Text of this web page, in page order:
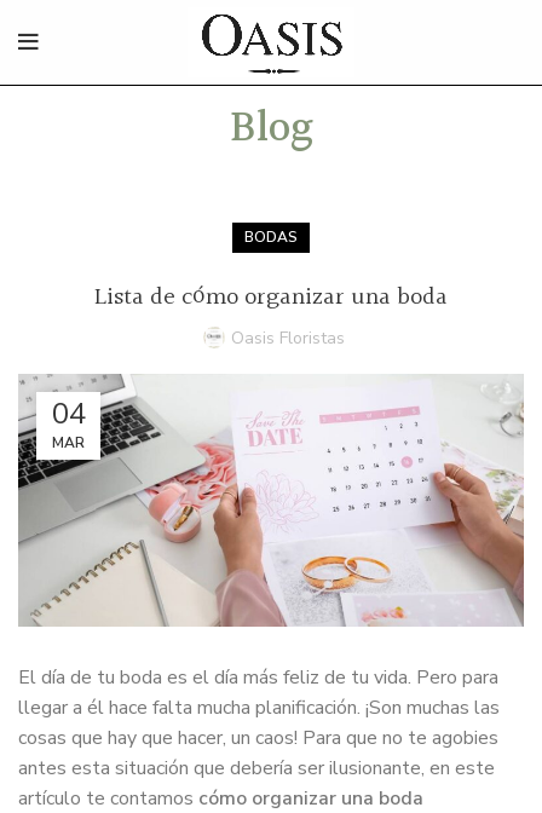
Blog
BODAS
Lista de cómo organizar una boda
Oasis Floristas
04
MAR
El día de tu boda es el día más feliz de tu vida. Pero para
llegar a él hace falta mucha planificación. ¡Son muchas las
cosas que hay que hacer, un caos! Para que no te agobies
antes esta situación que debería ser ilusionante, en este
artículo te contamos cómo organizar una boda